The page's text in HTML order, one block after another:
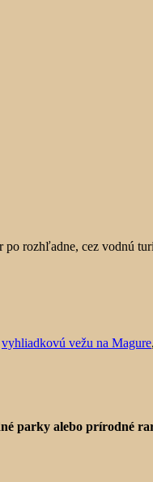
po rozhľadne, cez vodnú
vyhliadkovú vežu na Magure
parky alebo prírodné